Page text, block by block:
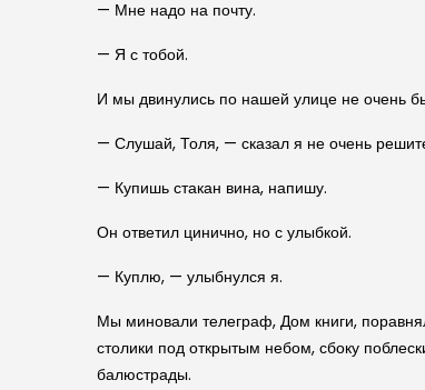
— Мне надо на почту.
— Я с тобой.
И мы двинулись по нашей улице не очень
— Слушай, Толя, — сказал я не очень
— Купишь стакан вина, напишу.
Он ответил цинично, но с улыбкой.
— Куплю, — улыбнулся я.
Мы миновали телеграф, Дом книги,
столики под открытым небом, сбоку
балюстрады.